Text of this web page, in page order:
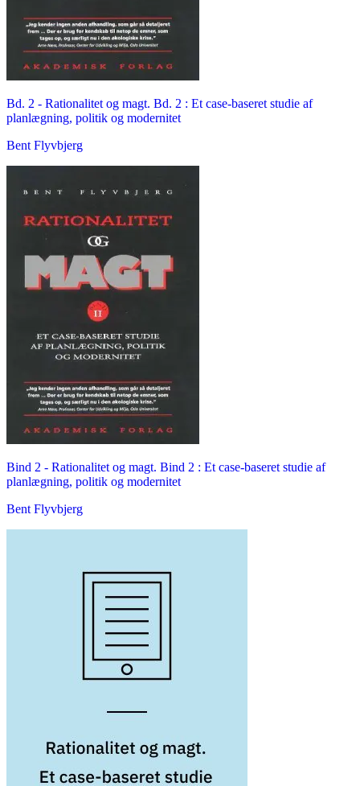
Bd. 2 - Rationalitet og magt. Bd. 2 : Et case-baseret studie af
planlægning, politik og modernitet
Bent Flyvbjerg
Bind 2 - Rationalitet og magt. Bind 2 : Et case-baseret studie af
planlægning, politik og modernitet
Bent Flyvbjerg